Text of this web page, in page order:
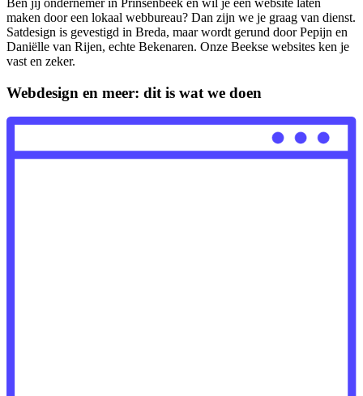
maken door een lokaal webbureau? Dan zijn we je graag van dienst.
Satdesign is gevestigd in Breda, maar wordt gerund door Pepijn en
Daniëlle van Rijen, echte Bekenaren. Onze Beekse websites ken je
vast en zeker.
Webdesign en meer: dit is wat we doen